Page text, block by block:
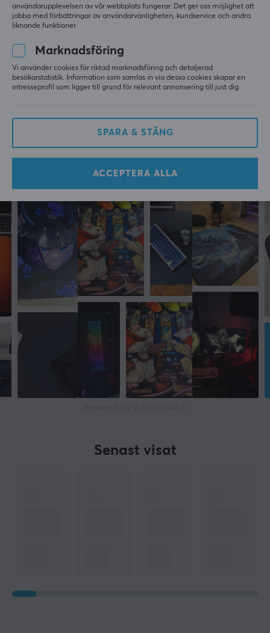
Jag är förvånad över att jag inte hade hört talas
om Hystar tidigare, det här företaget vet verkligen
sömmarna på mattan är riktigt bra och den känns
1140x500 är också en riktigt bra storlek för mig.
Senast visat
användarupplevelsen av vår webbplats fungerar. Det ger oss möjlighet att
jobba med förbättringar av användarvänligheten, kundservice och andra
liknande funktioner.
Marknadsföring
Vi använder cookies för riktad marknadsföring och detaljerad
besökarstatistik. Information som samlas in via dessa cookies skapar en
intresseprofil som ligger till grund för relevant annonsering till just dig.
SPARA & STÄNG
ACCEPTERA ALLA